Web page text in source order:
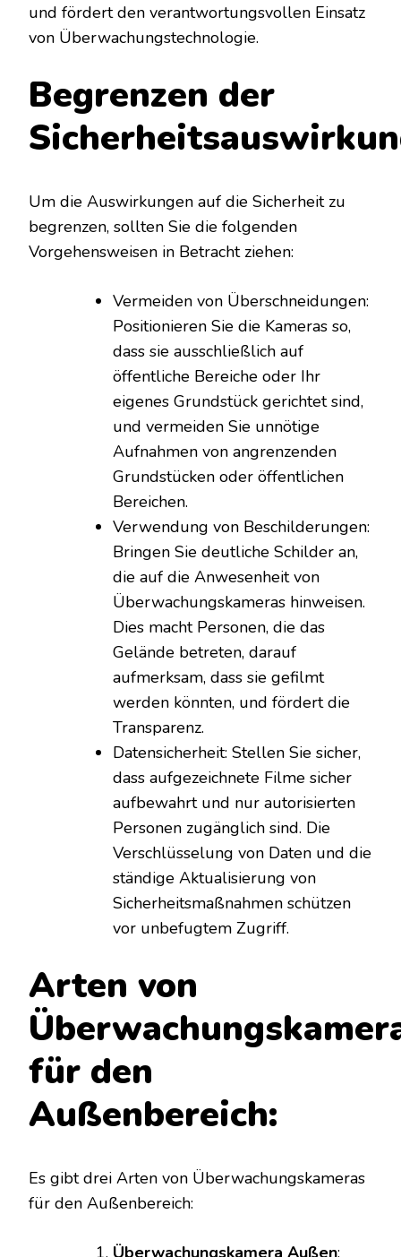
und fördert den verantwortungsvollen Einsatz
von Überwachungstechnologie.
Begrenzen der
Um die Auswirkungen auf die Sicherheit zu
begrenzen, sollten Sie die folgenden
Vorgehensweisen in Betracht ziehen:
Vermeiden von Überschneidungen:
Positionieren Sie die Kameras so,
dass sie ausschließlich auf
öffentliche Bereiche oder Ihr
eigenes Grundstück gerichtet sind,
und vermeiden Sie unnötige
Aufnahmen von angrenzenden
Grundstücken oder öffentlichen
Bereichen.
Verwendung von Beschilderungen:
Bringen Sie deutliche Schilder an,
die auf die Anwesenheit von
Überwachungskameras hinweisen.
Dies macht Personen, die das
Gelände betreten, darauf
aufmerksam, dass sie gefilmt
werden könnten, und fördert die
Transparenz.
Datensicherheit: Stellen Sie sicher,
dass aufgezeichnete Filme sicher
aufbewahrt und nur autorisierten
Personen zugänglich sind. Die
Verschlüsselung von Daten und die
ständige Aktualisierung von
Sicherheitsmaßnahmen schützen
vor unbefugtem Zugriff.
Arten von
für den
Außenbereich:
Es gibt drei Arten von Überwachungskameras
für den Außenbereich: